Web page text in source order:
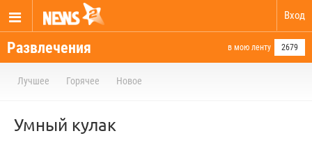
Вход
Развлечения в мою ленту 2679
Лучшее Горячее Новое
Умный кулак